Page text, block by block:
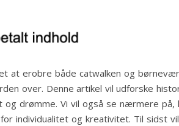
at erobre både catwalken og
over. Denne artikel vil udforske
drømme. Vi vil også se nærmere
individualitet og kreativitet. Til sidst